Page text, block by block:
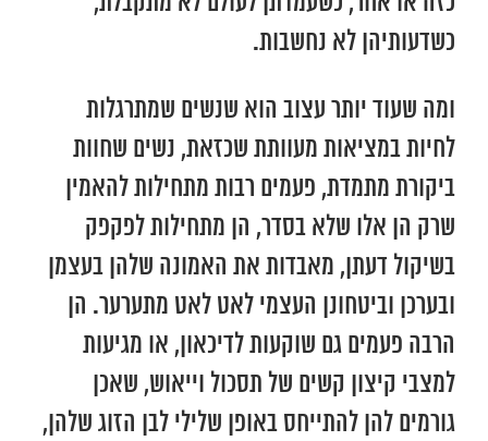
כשדעותיהן לא נחשבות.
ומה שעוד יותר עצוב הוא שנשים שמתרגלות
לחיות במציאות מעוותת שכזאת, נשים שחוות
ביקורת מתמדת, פעמים רבות מתחילות להאמין
שרק הן אלו שלא בסדר, הן מתחילות לפקפק
בשיקול דעתן, מאבדות את האמונה שלהן בעצמן
ובערכן וביטחונן העצמי לאט לאט מתערער. הן
הרבה פעמים גם שוקעות לדיכאון, או מגיעות
למצבי קיצון קשים של תסכול וייאוש, שאכן
גורמים להן להתייחס באופן שלילי לבן הזוג שלהן,